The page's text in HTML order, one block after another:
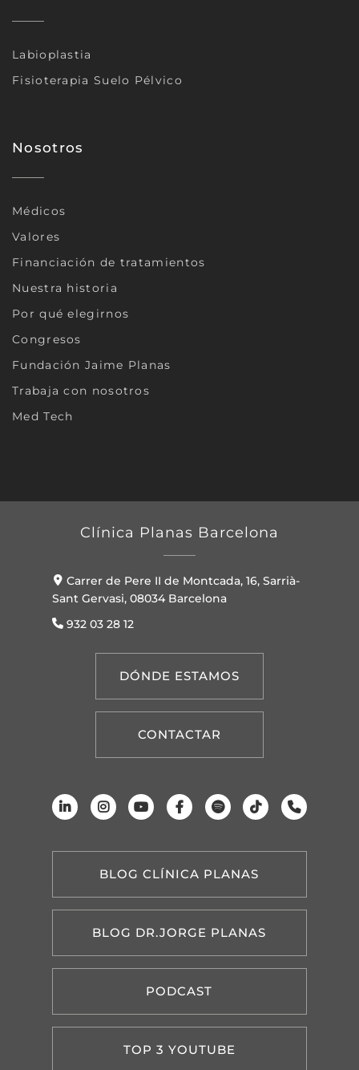
Labioplastia
Fisioterapia Suelo Pélvico
Nosotros
Médicos
Valores
Financiación de tratamientos
Nuestra historia
Por qué elegirnos
Congresos
Fundación Jaime Planas
Trabaja con nosotros
Med Tech
Clínica Planas Barcelona
Carrer de Pere II de Montcada, 16, Sarrià-
Sant Gervasi, 08034 Barcelona
932 03 28 12
DÓNDE ESTAMOS
CONTACTAR
BLOG CLÍNICA PLANAS
BLOG DR.JORGE PLANAS
PODCAST
TOP 3 YOUTUBE